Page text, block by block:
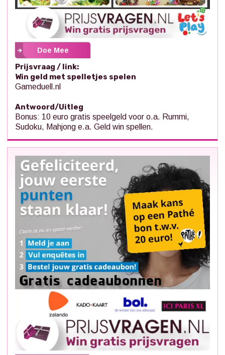
Doe Mee
Prijsvraag / link:
Win geld met spelletjes spelen
Gameduell.nl
Antwoord/Uitleg
Bonus: 10 euro gratis speelgeld voor o.a. Rummi,
Sudoku, Mahjong e.a. Geld win spellen.